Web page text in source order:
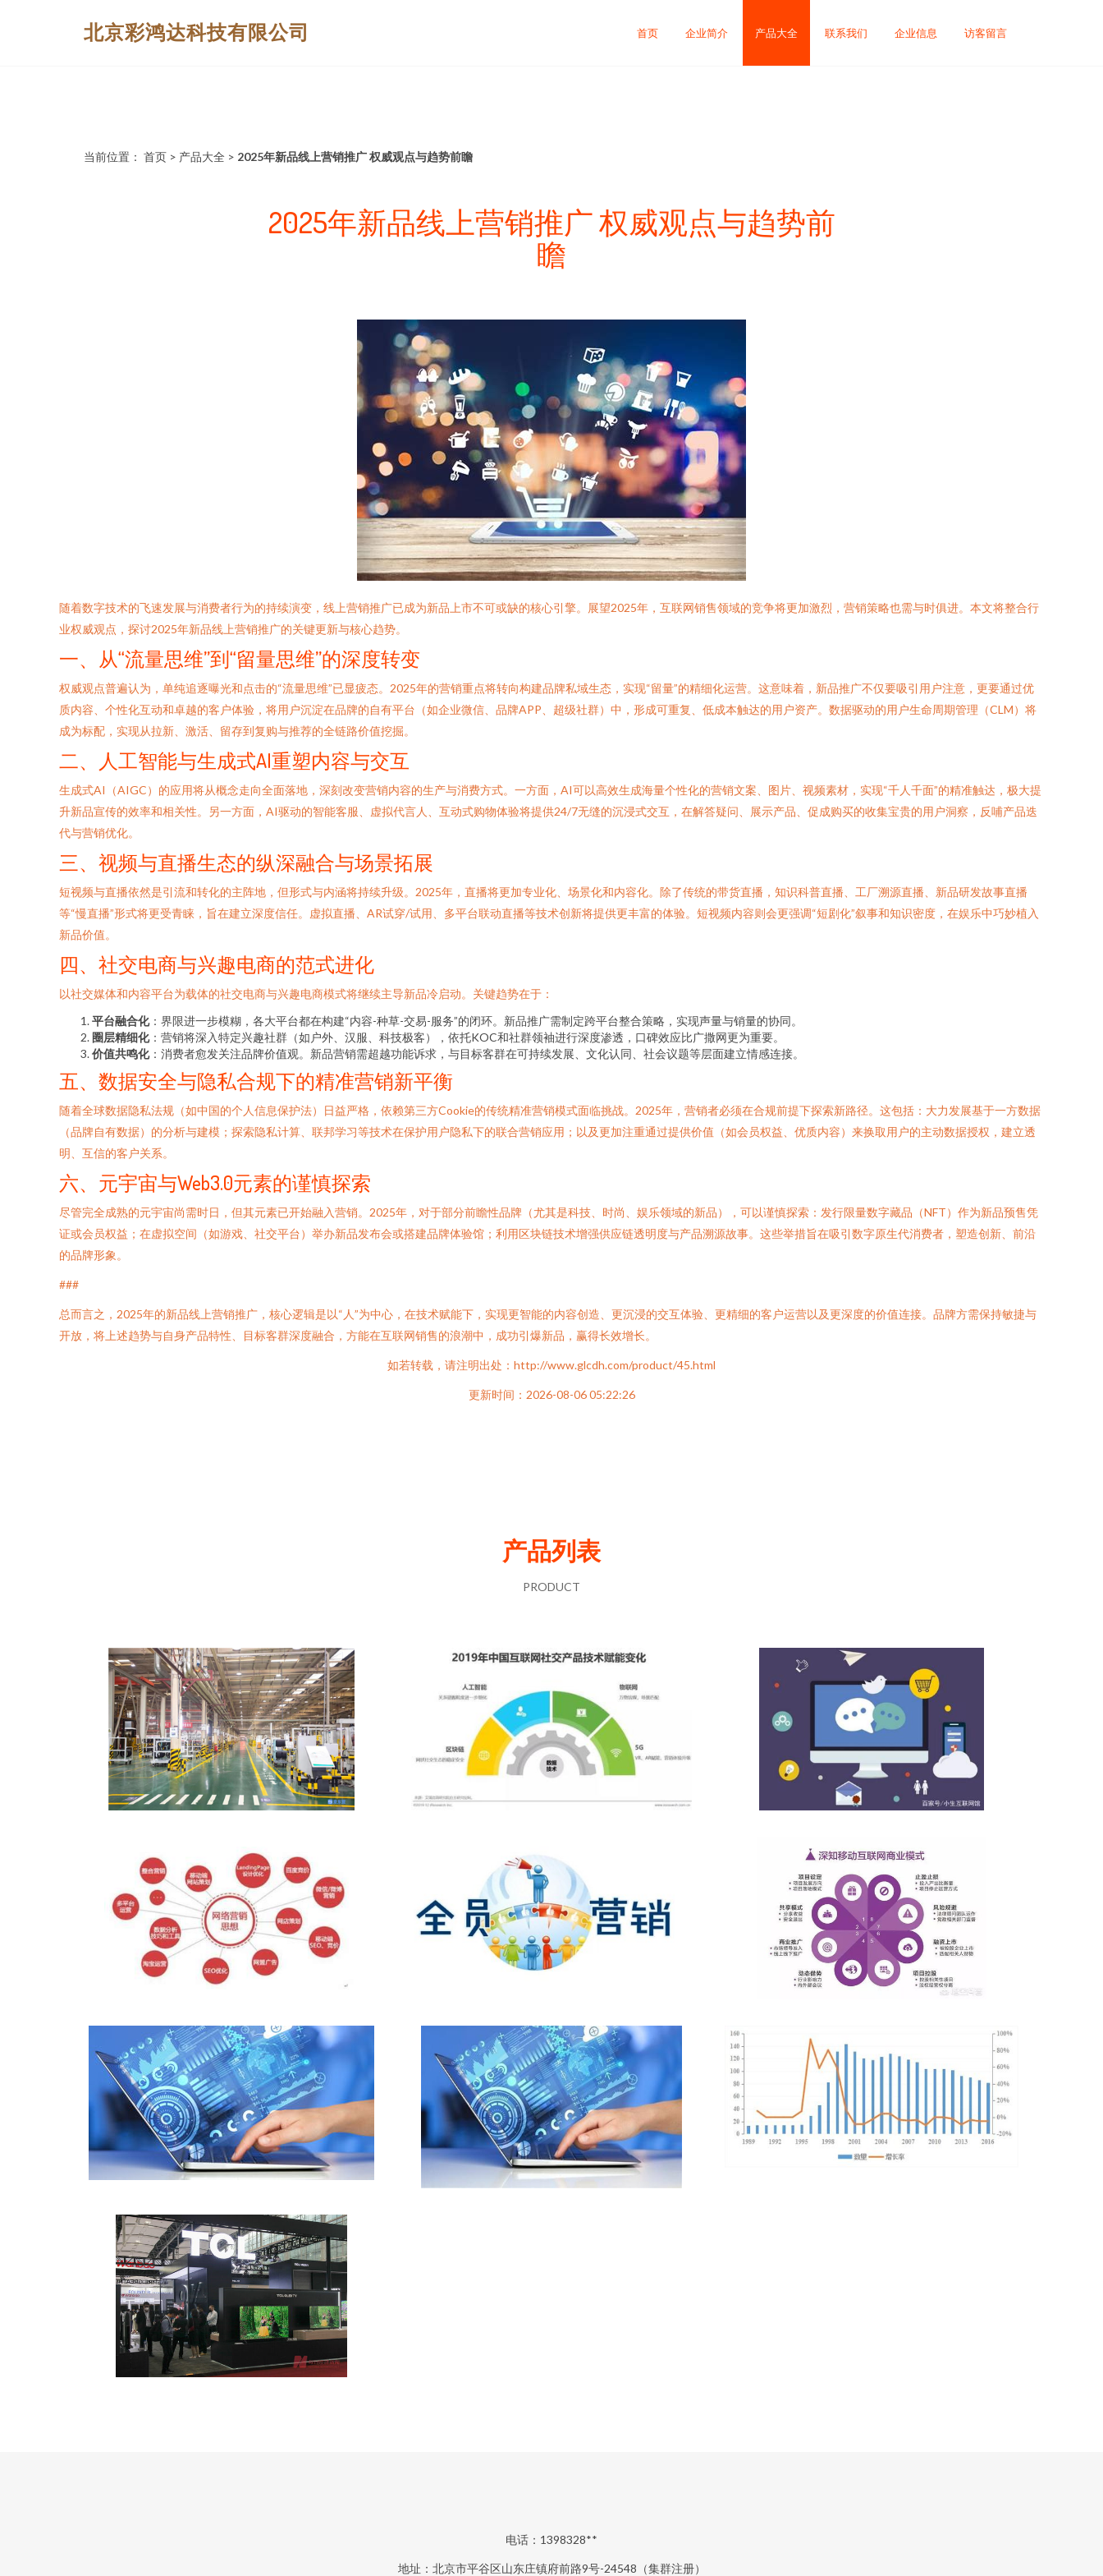
北京彩鸿达科技有限公司 首页 企业简介 产品大全 联系我们 企业信息 访客留言
当前位置： 首页 > 产品大全 > 2025年新品线上营销推广 权威观点与趋势前瞻
2025年新品线上营销推广 权威观点与趋势前
瞻
随着数字技术的飞速发展与消费者行为的持续演变，线上营销推广已成为新品上市不可或缺的核心引擎。展望2025年，互联网销售领域的竞争将更加激烈，营销策略也需与时俱进。本文将整合行
业权威观点，探讨2025年新品线上营销推广的关键更新与核心趋势。
一、从“流量思维”到“留量思维”的深度转变
权威观点普遍认为，单纯追逐曝光和点击的“流量思维”已显疲态。2025年的营销重点将转向构建品牌私域生态，实现“留量”的精细化运营。这意味着，新品推广不仅要吸引用户注意，更要通过优
质内容、个性化互动和卓越的客户体验，将用户沉淀在品牌的自有平台（如企业微信、品牌APP、超级社群）中，形成可重复、低成本触达的用户资产。数据驱动的用户生命周期管理（CLM）将
成为标配，实现从拉新、激活、留存到复购与推荐的全链路价值挖掘。
二、人工智能与生成式AI重塑内容与交互
生成式AI（AIGC）的应用将从概念走向全面落地，深刻改变营销内容的生产与消费方式。一方面，AI可以高效生成海量个性化的营销文案、图片、视频素材，实现“千人千面”的精准触达，极大提
升新品宣传的效率和相关性。另一方面，AI驱动的智能客服、虚拟代言人、互动式购物体验将提供24/7无缝的沉浸式交互，在解答疑问、展示产品、促成购买的收集宝贵的用户洞察，反哺产品迭
代与营销优化。
三、视频与直播生态的纵深融合与场景拓展
短视频与直播依然是引流和转化的主阵地，但形式与内涵将持续升级。2025年，直播将更加专业化、场景化和内容化。除了传统的带货直播，知识科普直播、工厂溯源直播、新品研发故事直播
等“慢直播”形式将更受青睐，旨在建立深度信任。虚拟直播、AR试穿/试用、多平台联动直播等技术创新将提供更丰富的体验。短视频内容则会更强调“短剧化”叙事和知识密度，在娱乐中巧妙植入
新品价值。
四、社交电商与兴趣电商的范式进化
以社交媒体和内容平台为载体的社交电商与兴趣电商模式将继续主导新品冷启动。关键趋势在于：
平台融合化：界限进一步模糊，各大平台都在构建“内容-种草-交易-服务”的闭环。新品推广需制定跨平台整合策略，实现声量与销量的协同。
圈层精细化：营销将深入特定兴趣社群（如户外、汉服、科技极客），依托KOC和社群领袖进行深度渗透，口碑效应比广撒网更为重要。
价值共鸣化：消费者愈发关注品牌价值观。新品营销需超越功能诉求，与目标客群在可持续发展、文化认同、社会议题等层面建立情感连接。
五、数据安全与隐私合规下的精准营销新平衡
随着全球数据隐私法规（如中国的个人信息保护法）日益严格，依赖第三方Cookie的传统精准营销模式面临挑战。2025年，营销者必须在合规前提下探索新路径。这包括：大力发展基于一方数据
（品牌自有数据）的分析与建模；探索隐私计算、联邦学习等技术在保护用户隐私下的联合营销应用；以及更加注重通过提供价值（如会员权益、优质内容）来换取用户的主动数据授权，建立透
明、互信的客户关系。
六、元宇宙与Web3.0元素的谨慎探索
尽管完全成熟的元宇宙尚需时日，但其元素已开始融入营销。2025年，对于部分前瞻性品牌（尤其是科技、时尚、娱乐领域的新品），可以谨慎探索：发行限量数字藏品（NFT）作为新品预售凭
证或会员权益；在虚拟空间（如游戏、社交平台）举办新品发布会或搭建品牌体验馆；利用区块链技术增强供应链透明度与产品溯源故事。这些举措旨在吸引数字原生代消费者，塑造创新、前沿
的品牌形象。
###
总而言之，2025年的新品线上营销推广，核心逻辑是以“人”为中心，在技术赋能下，实现更智能的内容创造、更沉浸的交互体验、更精细的客户运营以及更深度的价值连接。品牌方需保持敏捷与
开放，将上述趋势与自身产品特性、目标客群深度融合，方能在互联网销售的浪潮中，成功引爆新品，赢得长效增长。
如若转载，请注明出处：http://www.glcdh.com/product/45.html
更新时间：2026-08-06 05:22:26
产品列表
PRODUCT
电话：1398328**
地址：北京市平谷区山东庄镇府前路9号-24548（集群注册）